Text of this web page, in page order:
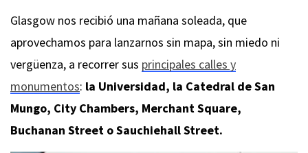
Glasgow nos recibió una mañana soleada, que
aprovechamos para lanzarnos sin mapa, sin miedo ni
vergüenza, a recorrer sus principales calles y
monumentos: la Universidad, la Catedral de San
Mungo, City Chambers, Merchant Square,
Buchanan Street o Sauchiehall Street.